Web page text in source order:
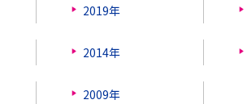
2019年
2014年
2009年